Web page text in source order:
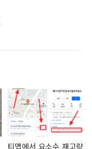
티맵에서 요소수 재고량